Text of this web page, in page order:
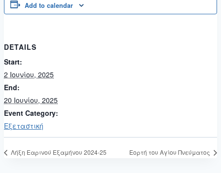
Add to calendar
DETAILS
Start:
2 Ιουνίου, 2025
End:
20 Ιουνίου, 2025
Event Category:
Εξεταστική
Λήξη Εαρινού Εξαμήνου 2024-25 Εορτή του Αγίου Πνεύματος